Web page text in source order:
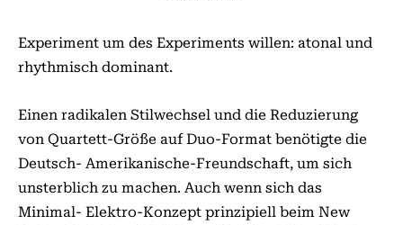
Experiment um des Experiments willen: atonal und
rhythmisch dominant.
Einen radikalen Stilwechsel und die Reduzierung
von Quartett-Größe auf Duo-Format benötigte die
Deutsch- Amerikanische-Freundschaft, um sich
unsterblich zu machen. Auch wenn sich das
Minimal- Elektro-Konzept prinzipiell beim New